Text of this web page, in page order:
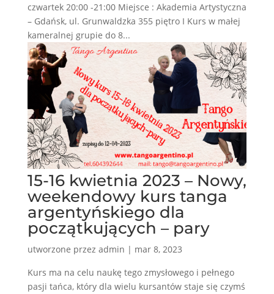
czwartek 20:00 -21:00 Miejsce : Akademia Artystyczna
– Gdańsk, ul. Grunwaldzka 355 piętro I Kurs w małej
kameralnej grupie do 8...
15-16 kwietnia 2023 – Nowy,
weekendowy kurs tanga
argentyńskiego dla
początkujących – pary
utworzone przez admin | mar 8, 2023
Kurs ma na celu naukę tego zmysłowego i pełnego
pasji tańca, który dla wielu kursantów staje się czymś